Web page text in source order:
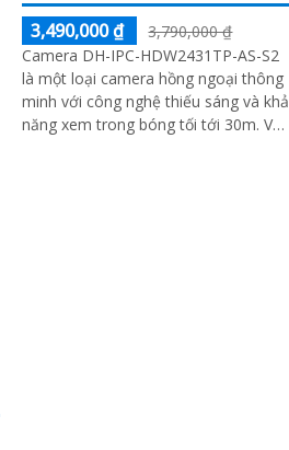
3,490,000 ₫
3,790,000 ₫
Camera DH-IPC-HDW2431TP-AS-S2
là một loại camera hồng ngoại thông
minh với công nghệ thiếu sáng và khả
năng xem trong bóng tối tới 30m. Với